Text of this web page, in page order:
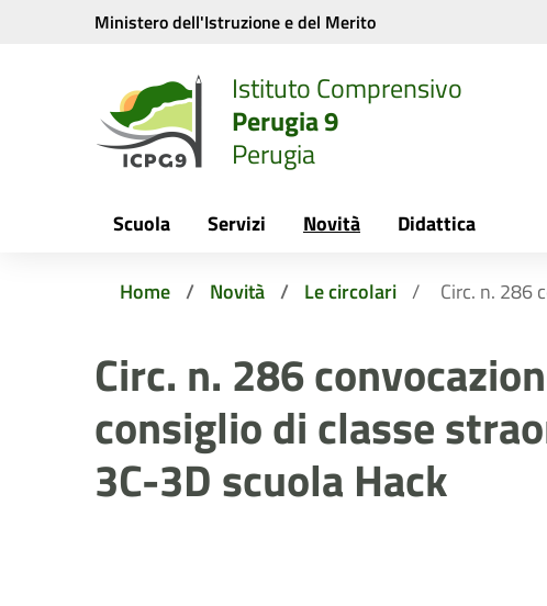
Vai ai contenuti
Vai al menu di navigazione
Ministero dell'Istruzione e del Merito
Istituto Comprensivo
Perugia 9
Perugia
Scuola Servizi Novità Didattica
Home Novità Le circolari Circ. n. 286
Circ. n. 286
consiglio di classe
3C-3D scuola Hack